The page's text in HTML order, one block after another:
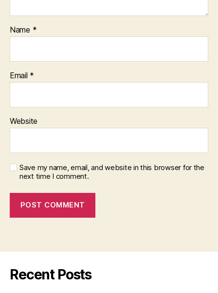
Name *
Email *
Website
Save my name, email, and website in this browser for the
next time I comment.
Recent Posts